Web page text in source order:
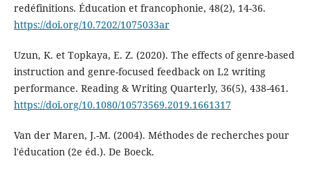
redéfinitions. Éducation et francophonie, 48(2), 14-36.
https://doi.org/10.7202/1075033ar
Uzun, K. et Topkaya, E. Z. (2020). The effects of genre-based
instruction and genre-focused feedback on L2 writing
performance. Reading & Writing Quarterly, 36(5), 438-461.
https://doi.org/10.1080/10573569.2019.1661317
Van der Maren, J.-M. (2004). Méthodes de recherches pour
l'éducation (2e éd.). De Boeck.